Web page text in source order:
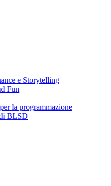
e Storytelling
Fun
la programmazione
BLSD